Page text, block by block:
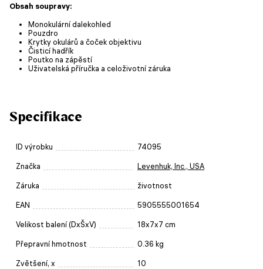
Obsah soupravy:
Monokulární dalekohled
Pouzdro
Krytky okulárů a čoček objektivu
Čisticí hadřík
Poutko na zápěstí
Uživatelská příručka a celoživotní záruka
Specifikace
ID výrobku 74095
Značka Levenhuk, Inc., USA
Záruka životnost
EAN 5905555001654
Velikost balení (DxŠxV) 18x7x7 cm
Přepravní hmotnost 0.36 kg
Zvětšení, x 10